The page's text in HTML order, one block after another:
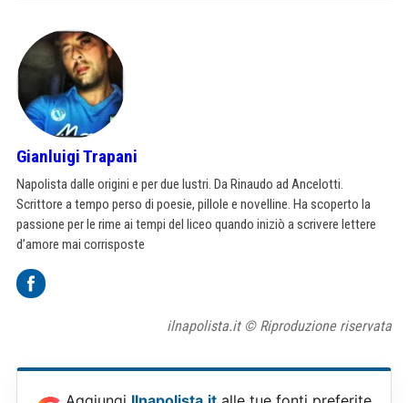
Gianluigi Trapani
Napolista dalle origini e per due lustri. Da Rinaudo ad Ancelotti.
Scrittore a tempo perso di poesie, pillole e novelline. Ha scoperto la
passione per le rime ai tempi del liceo quando iniziò a scrivere lettere
d’amore mai corrisposte
ilnapolista.it © Riproduzione riservata